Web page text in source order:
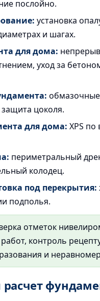
послойно.
установка
и шагах.
для дома:
уход за
цоколя.
для дома: XPS
периметральный
колодец.
под перекрытия:
подполья.
отметок
контроль
и